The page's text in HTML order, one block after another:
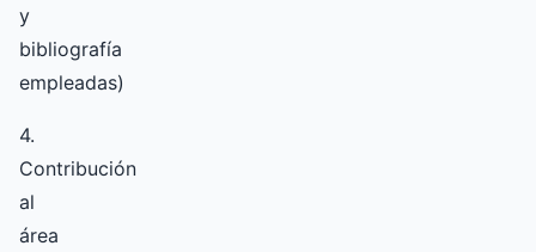
y
bibliografía
empleadas)
4.
Contribución
al
área